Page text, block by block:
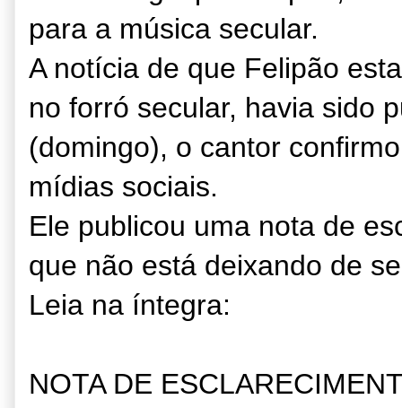
para a música secular.
A notícia de que Felipão
no forró secular, havia sido
(domingo), o cantor
mídias sociais.
Ele publicou uma nota de
que não está deixando de
Leia na íntegra:
NOTA DE